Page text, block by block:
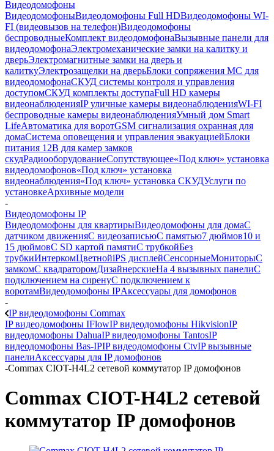
Видеодомофоны
ВидеодомофоныВидеодомофоны Full HDВидеодомофоны WI-
FI (видеовызов на телефон)Видеодомофоны
беспроводныеКомплект видеодомофонаВызывные панели для
видеодомофонаЭлектромеханические замки на калитку и
дверьЭлектромагнитные замки на дверь и
калиткуЭлектрозащелки на дверьБлоки сопряжения МС для
видеодомофонаСКУД системы контроля и управления
доступомСКУД комплекты доступаFull HD камеры
видеонаблюденияIP уличные камеры видеонаблюденияWI-FI
беспроводные камеры видеонаблюденияУмный дом Smart
LifeАвтоматика для воротGSM сигнализация охранная для
домаCистема оповещения и управления эвакуациейБлоки
питания 12В для камер замков
скудРадиооборудованиеСопутствующее«Под ключ» установка
видеодомофонов«Под ключ» установка
видеонаблюдения«Под ключ» установка СКУДУслуги по
установкеАрхивные модели
-
Видеодомофоны IP
Видеодомофоны для квартирыВидеодомофоны для домаС
датчиком движенияС видеозаписьюC памятью7 дюймов10 и
15 дюймовС SD картой памятиС трубкойБез
трубкиИнтеркомЦветнойiPS дисплейСенсорныеМониторыС
замкомC квадраторомДизайнерскиеНа 4 вызывных панелиС
подключением на сиренуС подключением к
воротамВидеодомофоны IPАксессуары для домофонов
-
IP видеодомофоны Commax
IP видеодомофоны IFlowIP видеодомофоны HikvisionIP
видеодомофоны DahuaIP видеодомофоны TantosIP
видеодомофоны Bas-IPIP видеодомофоны CtvIP вызывные
панелиАксессуары для IP домофонов
-Commax CIOT-H4L2 сетевой коммутатор IP домофонов
Commax CIOT-H4L2 сетевой
коммутатор IP домофонов